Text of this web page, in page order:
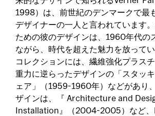
1998）は、前世紀のデンマークで最
デザイナーの一人と言われています
ための彼のデザインは、1960年代の
ながら、時代を超えた魅力を放って
コレクションには、繊維強化プラス
重力に逆らったデザインの「スタッ
ェア」（1959-1960年）などがあり
ザインは、『 Architecture and
Installation』（2004-2005）など、